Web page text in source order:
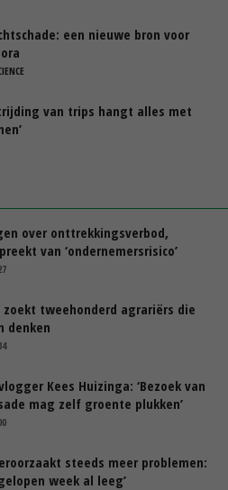
een nieuwe bron voor
van trips hangt alles met
over onttrekkingsverbod,
van ‘ondernemersrisico’
tweehonderd agrariërs die
denken
Kees Huizinga: ‘Bezoek van
mag zelf groente plukken’
steeds meer problemen:
week al leeg’